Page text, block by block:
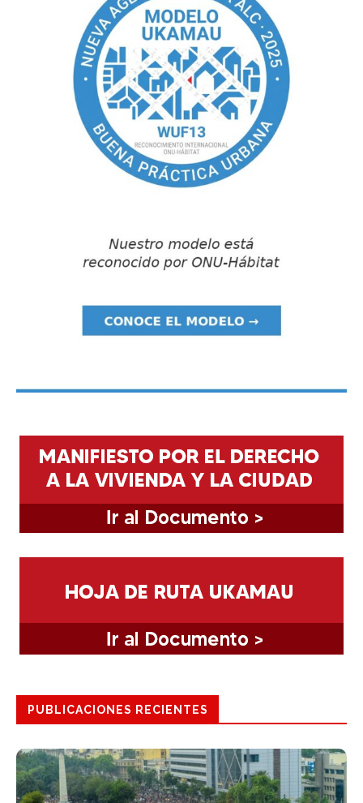
PUBLICACIONES RECIENTES